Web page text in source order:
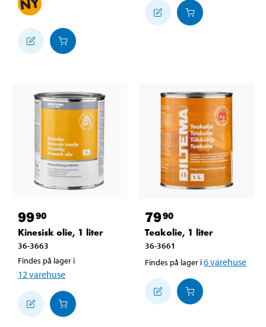
9990
Kinesisk olie, 1 liter
36-3663
Findes på lager i
12 varehuse
7990
Teakolie, 1 liter
36-3661
Findes på lager i6varehuse